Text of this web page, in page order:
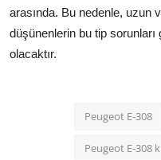
arasında. Bu nedenle, uzun
düşünenlerin bu tip sorunları
olacaktır.
Peugeot E-308
Peugeot E-308